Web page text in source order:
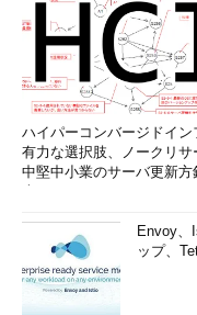
ハイパーコンバージドイン
有力な選択肢、ノークリサ
中堅中小業のサーバ更新方
Envoy、
ップ、